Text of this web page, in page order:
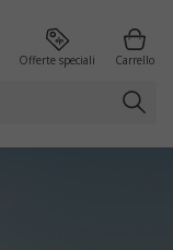
Offerte speciali Carrello